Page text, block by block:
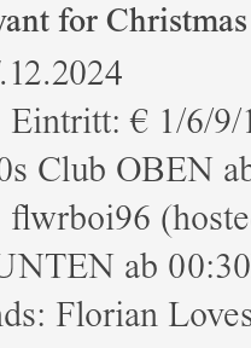
for
Eintritt: € 1/6/9/
Club OBEN
flwrboi96
ab
Florian